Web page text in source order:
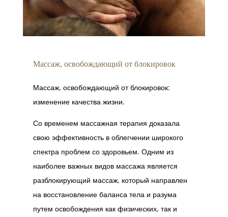
Массаж, освобождающий от блокировок
Массаж, освобождающий от блокировок:
изменение качества жизни.
Со временем массажная терапия доказала
свою эффективность в облегчении широкого
спектра проблем со здоровьем. Одним из
наиболее важных видов массажа является
разблокирующий массаж, который направлен
на восстановление баланса тела и разума
путем освобождения как физических, так и